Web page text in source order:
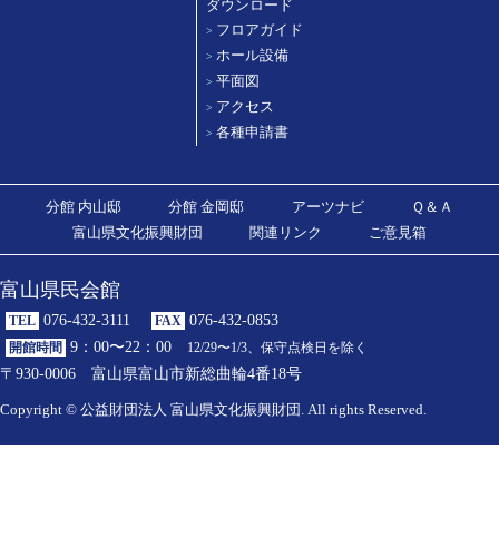
ダウンロード
> フロアガイド
> ホール設備
> 平面図
> アクセス
> 各種申請書
分館 内山邸 分館 金岡邸 アーツナビ
Ｑ＆Ａ
富山県文化振興財団
関連リンク ご意見箱
富山県民会館
TEL 076-432-3111 FAX 076-432-0853
開館時間 9：00〜22：00 12/29〜1/3、保守点検日を除く
〒930-0006 富山県富山市新総曲輪4番18号
Copyright © 公益財団法人 富山県文化振興財団. All rights Reserved.